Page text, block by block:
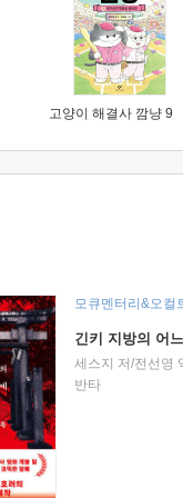
고양이 해결사 깜냥 9
모큐멘터리&오컬
긴키 지방의 어
세스지 저/전선영
반타